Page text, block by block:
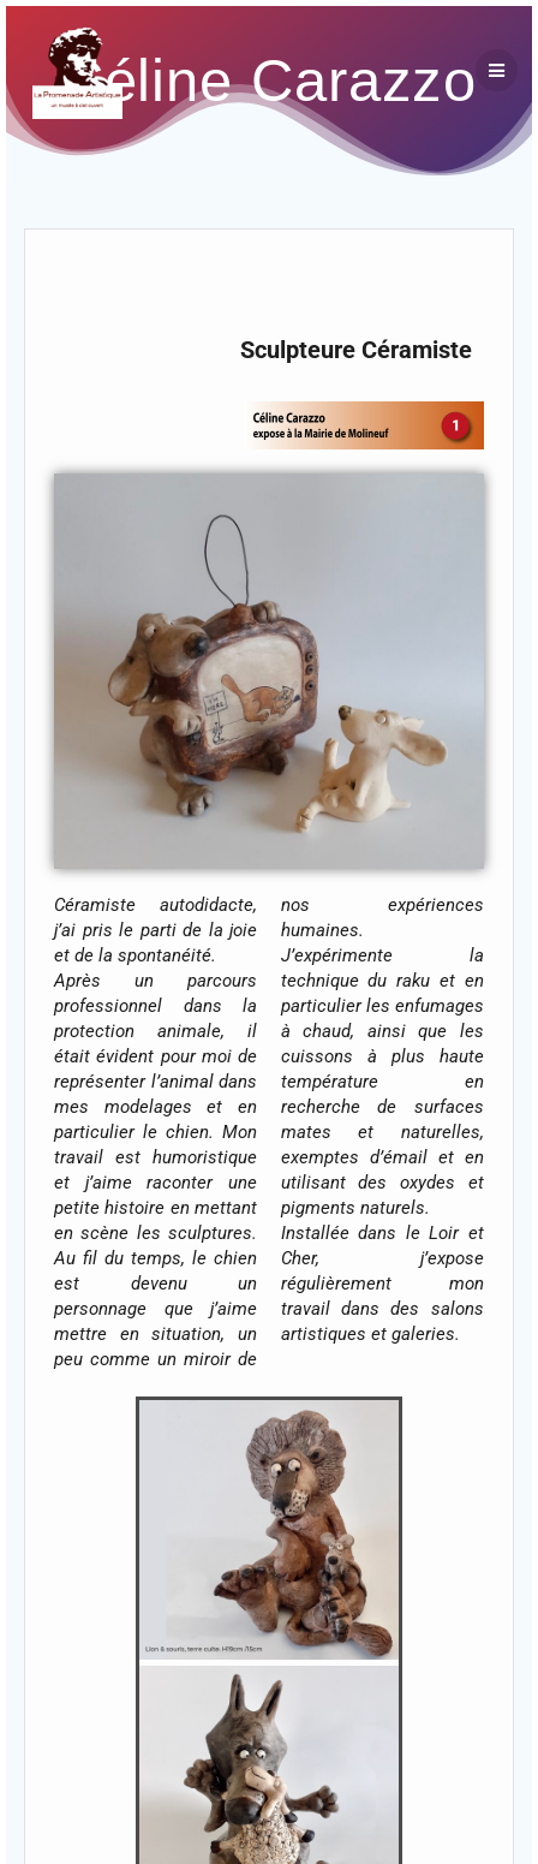
Céline Carazzo
Sculpteure Céramiste
Céramiste autodidacte,
j’ai pris le parti de la joie
et de la spontanéité.
Après un parcours
professionnel dans la
protection animale, il
était évident pour moi de
représenter l’animal dans
mes modelages et en
particulier le chien. Mon
travail est humoristique
et j’aime raconter une
petite histoire en mettant
en scène les sculptures.
Au fil du temps, le chien
est devenu un
personnage que j’aime
mettre en situation, un
peu comme un miroir de
nos expériences
humaines.
J’expérimente la
technique du raku et en
particulier les enfumages
à chaud, ainsi que les
cuissons à plus haute
température en
recherche de surfaces
mates et naturelles,
exemptes d’émail et en
utilisant des oxydes et
pigments naturels.
Installée dans le Loir et
Cher, j’expose
régulièrement mon
travail dans des salons
artistiques et galeries.